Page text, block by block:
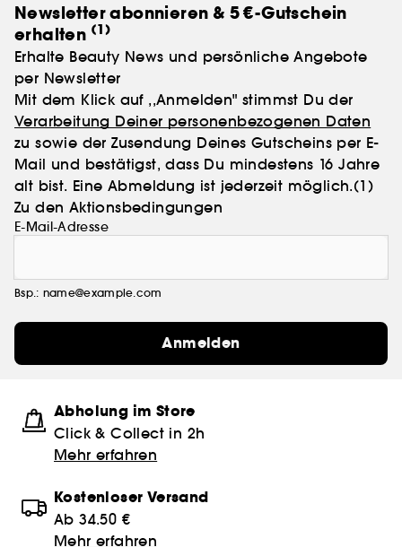
Newsletter abonnieren & 5 €-Gutschein
erhalten (1)
Erhalte Beauty News und persönliche Angebote
per Newsletter
Mit dem Klick auf ,,Anmelden" stimmst Du der
Verarbeitung Deiner personenbezogenen Daten
zu sowie der Zusendung Deines Gutscheins per E-
Mail und bestätigst, dass Du mindestens 16 Jahre
alt bist. Eine Abmeldung ist jederzeit möglich.(1)
Zu den Aktionsbedingungen
E-Mail-Adresse
Bsp.: name@example.com
Anmelden
Abholung im Store
Click & Collect in 2h
Mehr erfahren
Kostenloser Versand
Ab 34.50 €
Mehr erfahren